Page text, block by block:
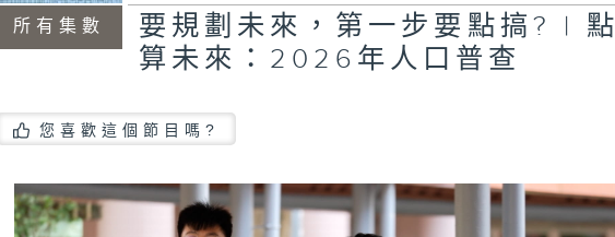
智慧渠務
員講話摘要
#41（陳茂波、孫
東、丘應樺）
所有集數
要規劃未來，第一步要點搞? | 點
算未來：2026年人口普查
您喜歡這個節目嗎?